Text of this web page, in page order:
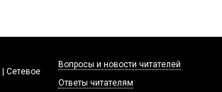
Сетевое
Вопросы и новости читателей
Ответы читателям